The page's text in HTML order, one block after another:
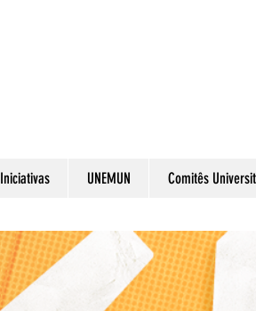
Iniciativas UNEMUN Comitês